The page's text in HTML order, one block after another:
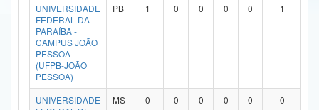
Banco Central do Brasil
UNIVERSIDADE
FEDERAL DA
PARAÍBA -
CAMPUS JOÃO
PESSOA
(UFPB-JOÃO
PESSOA)
PB 1 0 0 0 0 1
UNIVERSIDADE
MS 0 0 0 0 0 0